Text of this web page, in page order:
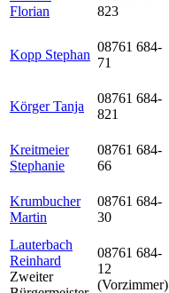
Florian
823
Kopp Stephan
08761 684-
71
Körger Tanja
08761 684-
821
Kreitmeier
Stephanie
08761 684-
66
Krumbucher
Martin
08761 684-
30
Lauterbach
Reinhard
Zweiter
08761 684-
12
(Vorzimmer)